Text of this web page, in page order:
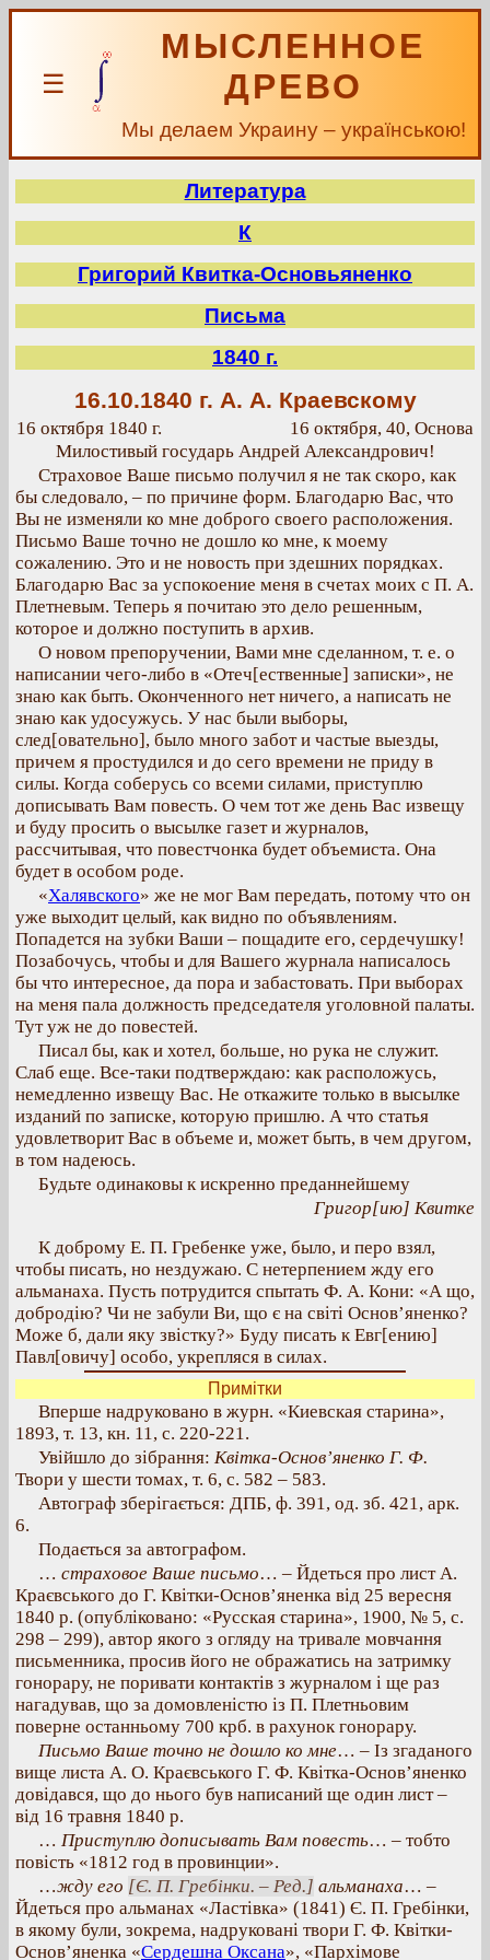
☰
МЫСЛЕННОЕ
ДРЕВО
Мы делаем Украину – українською!
Литература
К
Григорий Квитка-Основьяненко
Письма
1840 г.
16.10.1840 г. А. А. Краевскому
16 октября 1840 г.
16 октября, 40, Основа
Милостивый государь Андрей Александрович!
Страховое Ваше письмо получил я не так скоро, как
бы следовало, – по причине форм. Благодарю Вас, что
Вы не изменяли ко мне доброго своего расположения.
Письмо Ваше точно не дошло ко мне, к моему
сожалению. Это и не новость при здешних порядках.
Благодарю Вас за успокоение меня в счетах моих с П. А.
Плетневым. Теперь я почитаю это дело решенным,
которое и должно поступить в архив.
О новом препоручении, Вами мне сделанном, т. е. о
написании чего-либо в «Отеч[ественные] записки», не
знаю как быть. Оконченного нет ничего, а написать не
знаю как удосужусь. У нас были выборы,
след[овательно], было много забот и частые выезды,
причем я простудился и до сего времени не приду в
силы. Когда соберусь со всеми силами, приступлю
дописывать Вам повесть. О чем тот же день Вас извещу
и буду просить о высылке газет и журналов,
рассчитывая, что повестчонка будет объемиста. Она
будет в особом роде.
«Халявского» же не мог Вам передать, потому что он
уже выходит целый, как видно по объявлениям.
Попадется на зубки Ваши – пощадите его, сердечушку!
Позабочусь, чтобы и для Вашего журнала написалось
бы что интересное, да пора и забастовать. При выборах
на меня пала должность председателя уголовной палаты.
Тут уж не до повестей.
Писал бы, как и хотел, больше, но рука не служит.
Слаб еще. Все-таки подтверждаю: как расположусь,
немедленно извещу Вас. Не откажите только в высылке
изданий по записке, которую пришлю. А что статья
удовлетворит Вас в объеме и, может быть, в чем другом,
в том надеюсь.
Будьте одинаковы к искренно преданнейшему
Григор[ию] Квитке
К доброму Е. П. Гребенке уже, было, и перо взял,
чтобы писать, но нездужаю. С нетерпением жду его
альманаха. Пусть потрудится спытать Ф. А. Кони: «А що,
добродію? Чи не забули Ви, що є на світі Основ’яненко?
Може б, дали яку звістку?» Буду писать к Евг[ению]
Павл[овичу] особо, укрепляся в силах.
Примітки
Вперше надруковано в журн. «Киевская старина»,
1893, т. 13, кн. 11, с. 220-221.
Увійшло до зібрання: Квітка-Основ’яненко Г. Ф.
Твори у шести томах, т. 6, с. 582 – 583.
Автограф зберігається: ДПБ, ф. 391, од. зб. 421, арк.
6.
Подається за автографом.
… страховое Ваше письмо… – Йдеться про лист А.
Краєвського до Г. Квітки-Основ’яненка від 25 вересня
1840 р. (опубліковано: «Русская старина», 1900, № 5, с.
298 – 299), автор якого з огляду на тривале мовчання
письменника, просив його не ображатись на затримку
гонорару, не поривати контактів з журналом і ще раз
нагадував, що за домовленістю із П. Плетньовим
поверне останньому 700 крб. в рахунок гонорару.
Письмо Ваше точно не дошло ко мне… – Із згаданого
вище листа А. О. Краєвського Г. Ф. Квітка-Основ’яненко
довідався, що до нього був написаний ще один лист –
від 16 травня 1840 р.
… Приступлю дописывать Вам повесть… – тобто
повість «1812 год в провинции».
…жду его [Є. П. Гребінки. – Ред.] альманаха… –
Йдеться про альманах «Ластівка» (1841) Є. П. Гребінки,
в якому були, зокрема, надруковані твори Г. Ф. Квітки-
Основ’яненка «Сердешна Оксана», «Пархімове